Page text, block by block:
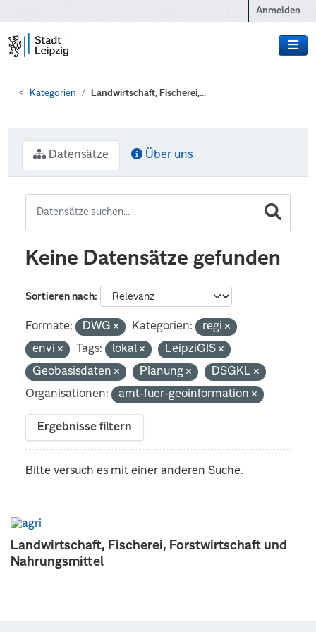
Anmelden
Kategorien Landwirtschaft, Fischerei,...
Landwirtschaft, Fischerei, Forstwirtschaft und
Nahrungsmittel
Datensätze Über uns
Keine Datensätze gefunden
Sortieren nach
Formate: DWG Kategorien:
regi
envi
Tags: lokal
LeipziGIS
Geobasisdaten
Planung
DSGKL
Organisationen:
amt-fuer-geoinformation
Ergebnisse filtern
Bitte versuch es mit einer anderen Suche.